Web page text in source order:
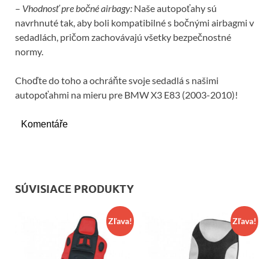
– Vhodnosť pre bočné airbagy: Naše autopoťahy sú
navrhnuté tak, aby boli kompatibilné s bočnými airbagmi v
sedadlách, pričom zachovávajú všetky bezpečnostné
normy.
Choďte do toho a ochráňte svoje sedadlá s našimi
autopoťahmi na mieru pre BMW X3 E83 (2003-2010)!
Komentáře
SÚVISIACE PRODUKTY
Zľava! Zľava!